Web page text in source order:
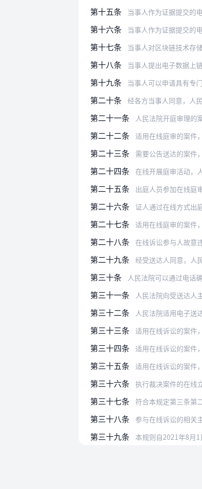
第十五条 当事人作为证据提交的电子化
第十六条 当事人作为证据提交的电
第十七条 当事人对区块链技术存
第十八条 当事人提出电子数据上
第十九条 当事人可以申请具有专门知识
第二十条 经各方当事人同意，人
第二十一条 人民法院开庭审理的案件
第二十二条 适用在线庭审的案件，应
第二十三条 需要公告送达的案件，人
第二十四条 在线开展庭审活动，人民法
第二十五条 出庭人员参加在线庭
第二十六条 证人通过在线方式出庭的，
第二十七条 适用在线庭审的案件
第二十八条 在线诉讼参与人故意违反本
第二十九条 经受送达人同意，人民法
第三十条 人民法院可以通过电话确认、
第三十一条 人民法院向受送达人
第三十二条 人民法院适用电子送
第三十三条 适用在线诉讼的案件
第三十四条 适用在线诉讼的案件，
第三十五条 适用在线诉讼的案件，人
第三十六条 执行裁决案件的在线
第三十七条 符合本规定第三条第
第三十八条 参与在线诉讼的相关主体应
第三十九条 本规则自2021年8月